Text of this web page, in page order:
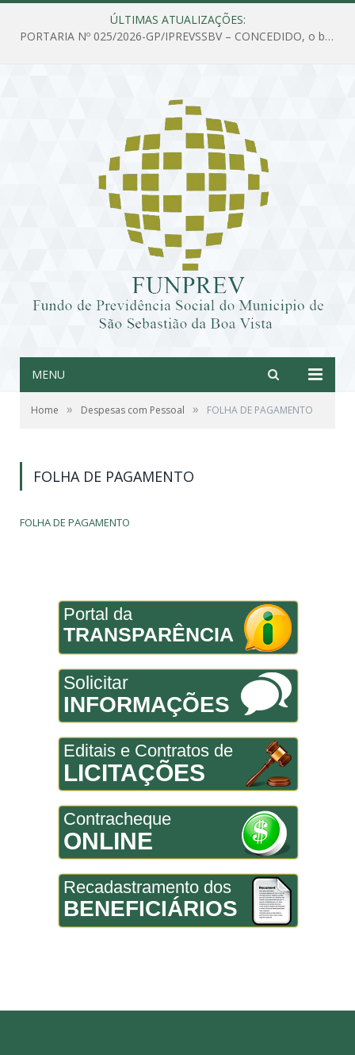
ÚLTIMAS ATUALIZAÇÕES:
PORTARIA Nº 025/2026-GP/IPREVSSBV – CONCEDIDO, o benefício de PENSÃO a MARIA ESTELA DOS SANTOS SOUZA
MENU
Home » Despesas com Pessoal » FOLHA DE PAGAMENTO
FOLHA DE PAGAMENTO
FOLHA DE PAGAMENTO
Portal da
TRANSPARÊNCIA
Solicitar
INFORMAÇÕES
Editais e Contratos de
LICITAÇÕES
Contracheque
ONLINE
Recadastramento dos
BENEFICIÁRIOS